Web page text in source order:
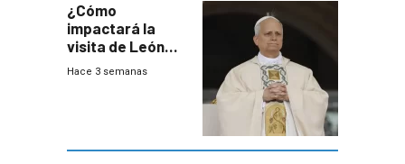
¿Cómo
impactará la
visita de León
XIV a Uruguay?
Hace 3 semanas